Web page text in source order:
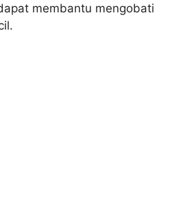
membantu mengobati